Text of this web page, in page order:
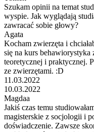
Szukam opinii na temat
wyspie. Jak wyglądają
zawracać sobie głowy?
Agata
Kocham zwierzęta i
się na kurs
teoretycznej i praktycznej.
ze zwierzętami. :D
11.03.2022
10.03.2022
Magdaa
Jakiś czas temu
magisterskie z socjologii i
doświadczenie. Zawsze